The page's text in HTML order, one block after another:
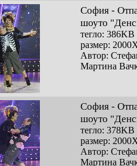
София -
шоуто
тегло: 386KB
размер:
Автор:
Мартина
София -
шоуто
тегло: 378KB
размер:
Автор:
Мартина